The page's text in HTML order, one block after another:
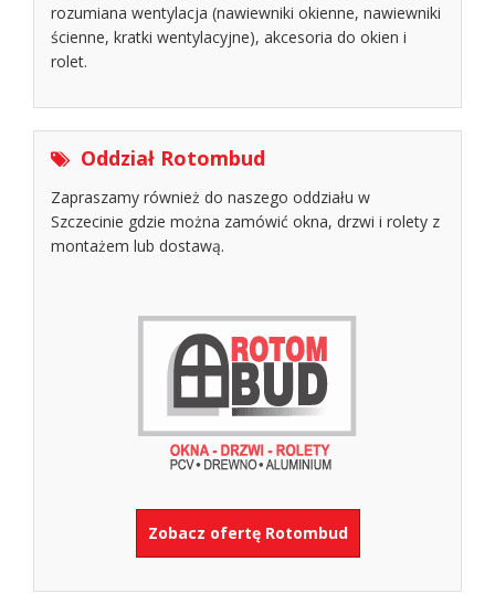
rozumiana wentylacja (nawiewniki okienne, nawiewniki
ścienne, kratki wentylacyjne), akcesoria do okien i
rolet.
Oddział Rotombud
Zapraszamy również do naszego oddziału w
Szczecinie gdzie można zamówić okna, drzwi i rolety z
montażem lub dostawą.
Zobacz ofertę Rotombud